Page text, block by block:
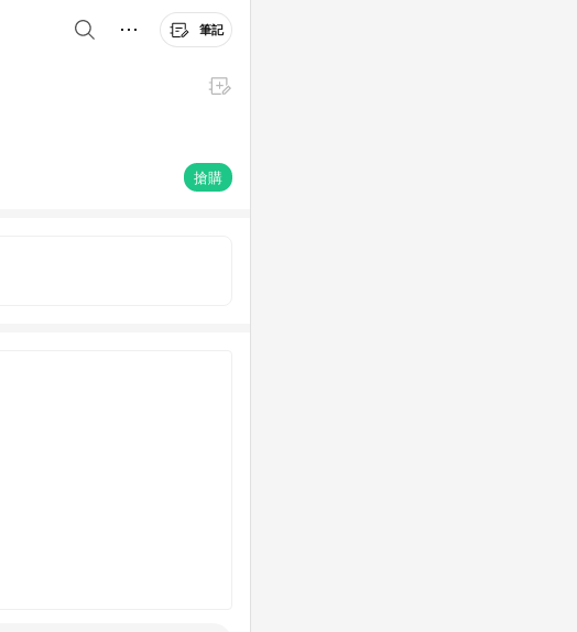
筆記
搶購